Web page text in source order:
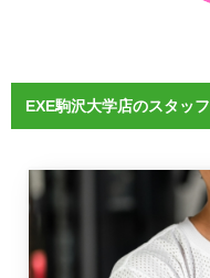
EXE駒沢大学店のスタッフ